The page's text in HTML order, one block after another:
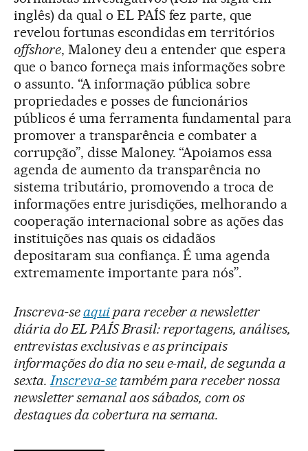
inglês) da qual o EL PAÍS fez parte, que
revelou fortunas escondidas em territórios
offshore, Maloney deu a entender que espera
que o banco forneça mais informações sobre
o assunto. “A informação pública sobre
propriedades e posses de funcionários
públicos é uma ferramenta fundamental para
promover a transparência e combater a
corrupção”, disse Maloney. “Apoiamos essa
agenda de aumento da transparência no
sistema tributário, promovendo a troca de
informações entre jurisdições, melhorando a
cooperação internacional sobre as ações das
instituições nas quais os cidadãos
depositaram sua confiança. É uma agenda
extremamente importante para nós”.
Inscreva-seaquipara receber a newsletter
diária do EL PAÍS Brasil: reportagens, análises,
entrevistas exclusivas e as principais
informações do dia no seu e-mail, de segunda a
sexta.Inscreva-setambém para receber nossa
newsletter semanal aos sábados, com os
destaques da cobertura na semana.